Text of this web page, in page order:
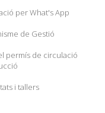
per What's App
de Gestió
permís de circulació
i tallers